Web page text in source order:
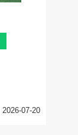
2026-07-20